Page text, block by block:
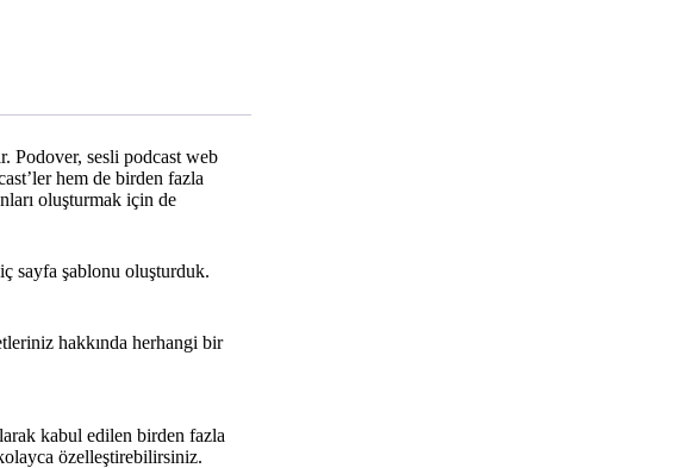
Podover, sesli podcast web
hem de birden fazla
oluşturmak için de
sayfa şablonu oluşturduk.
hakkında herhangi bir
kabul edilen birden fazla
özelleştirebilirsiniz.